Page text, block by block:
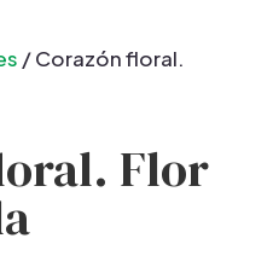
/ Corazón floral.
Flor